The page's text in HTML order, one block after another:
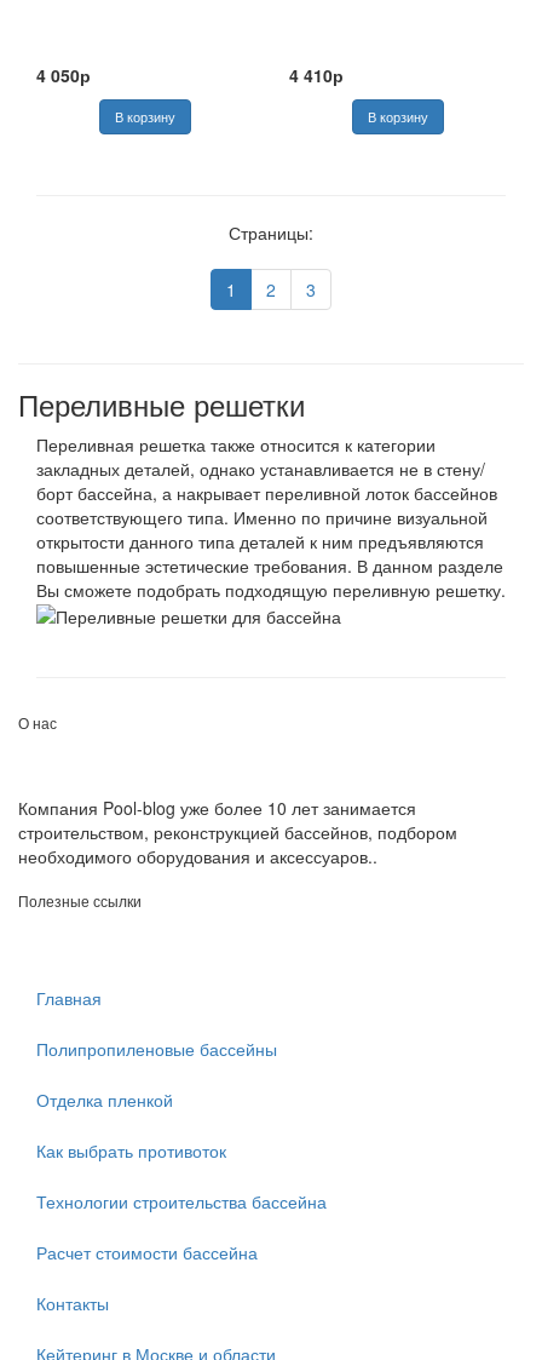
4 050р 4 410р
Страницы:
1 2 3
Переливные решетки
Переливная решетка также относится к категории
закладных деталей, однако устанавливается не в стену/
борт бассейна, а накрывает переливной лоток бассейнов
соответствующего типа. Именно по причине визуальной
открытости данного типа деталей к ним предъявляются
повышенные эстетические требования. В данном разделе
Вы сможете подобрать подходящую переливную решетку.
О нас
Компания Pool-blog уже более 10 лет занимается
строительством, реконструкцией бассейнов, подбором
необходимого оборудования и аксессуаров..
Полезные ссылки
Главная
Полипропиленовые бассейны
Отделка пленкой
Как выбрать противоток
Технологии строительства бассейна
Расчет стоимости бассейна
Контакты
Кейтеринг в Москве и области